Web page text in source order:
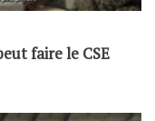
faire le CSE